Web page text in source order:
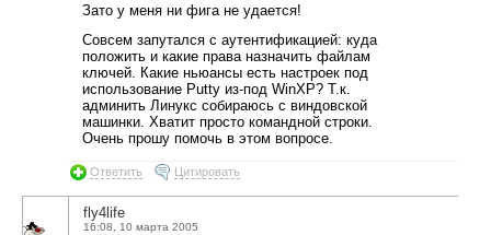
Зато у меня ни фига не удается!
Совсем запутался с аутентификацией: куда
положить и какие права назначить файлам
ключей. Какие ньюансы есть настроек под
использование Putty из-под WinXP? Т.к.
админить Линукс собираюсь с виндовской
машинки. Хватит просто командной строки.
Очень прошу помочь в этом вопросе.
Ответить Цитировать
fly4life
16:08, 10 марта 2005